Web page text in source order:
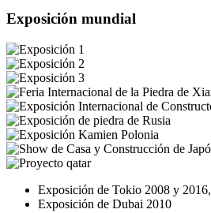
Exposición mundial
Exposición de Tokio 2008 y
Exposición de Dubai 2010